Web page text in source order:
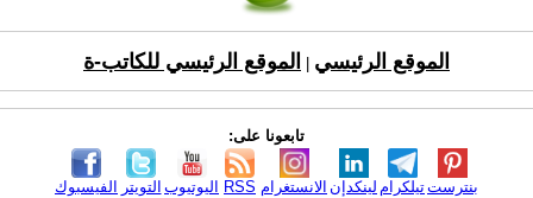
الموقع الرئيسي الموقع الرئيسي للكاتب-ة
تابعونا على:
الفيسبوك التويتر اليوتيوب RSS الانستغرام لينكدإن تيلكرامبنترست